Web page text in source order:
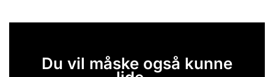
Du vil måske også kunne